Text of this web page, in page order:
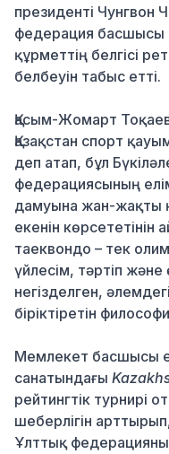
президенті
федерация басшысы
құрметтің белгісі
белбеуін табыс етті.
Қасым-Жомарт
Қазақстан спорт
деп атап, бұл
федерациясының
дамуына жан-жақты
екенін көрсететінін
таеквондо – тек
үйлесім, тәртіп
негізделген,
біріктіретін
Мемлекет басшысы
санатындағы
рейтингтік турнирі
шеберлігін
Ұлттық федерацияның